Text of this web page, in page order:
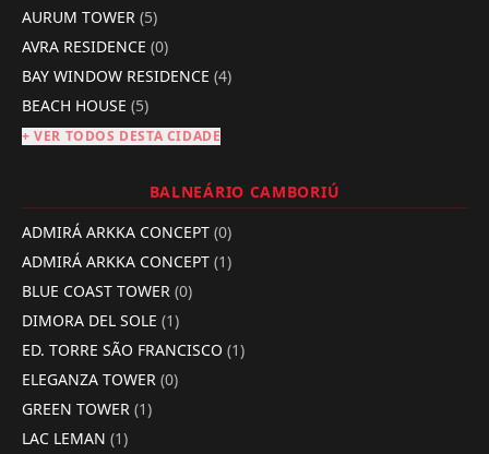
AURUM TOWER (5)
AVRA RESIDENCE (0)
BAY WINDOW RESIDENCE (4)
BEACH HOUSE (5)
+ VER TODOS DESTA CIDADE
BALNEÁRIO CAMBORIÚ
ADMIRÁ ARKKA CONCEPT (0)
ADMIRÁ ARKKA CONCEPT (1)
BLUE COAST TOWER (0)
DIMORA DEL SOLE (1)
ED. TORRE SÃO FRANCISCO (1)
ELEGANZA TOWER (0)
GREEN TOWER (1)
LAC LEMAN (1)